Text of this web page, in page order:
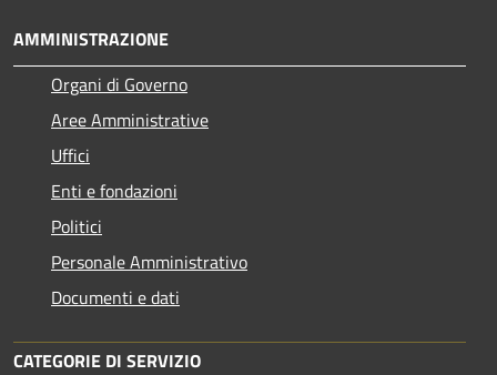
AMMINISTRAZIONE
Organi di Governo
Aree Amministrative
Uffici
Enti e fondazioni
Politici
Personale Amministrativo
Documenti e dati
CATEGORIE DI SERVIZIO